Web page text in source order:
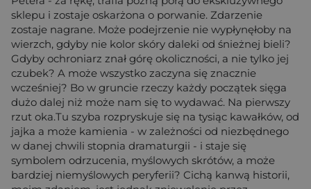
sklepu i zostaje oskarżona o porwanie. Zdarzenie
zostaje nagrane. Może podejrzenie nie wypłynęłoby na
wierzch, gdyby nie kolor skóry daleki od śnieżnej bieli?
Gdyby ochroniarz znał górę okoliczności, a nie tylko jej
czubek? A może wszystko zaczyna się znacznie
wcześniej? Bo w gruncie rzeczy każdy początek sięga
dużo dalej niż może nam się to wydawać. Na pierwszy
rzut oka.Tu szyba rozpryskuje się na tysiąc kawałków, od
jajka a może kamienia - w zależności od niezbędnego
w danej chwili stopnia dramaturgii - i staje się
symbolem odrzucenia, myślowych skrótów, a może
bardziej niemyślowych peryferii? Cichą kanwą historii,